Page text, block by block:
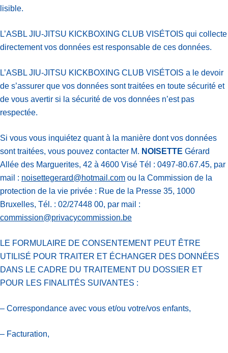
lisible.
L’ASBL JIU-JITSU KICKBOXING CLUB VISÉTOIS qui collecte
directement vos données est responsable de ces données.
L’ASBL JIU-JITSU KICKBOXING CLUB VISÉTOIS a le devoir
de s’assurer que vos données sont traitées en toute sécurité et
de vous avertir si la sécurité de vos données n’est pas
respectée.
Si vous vous inquiétez quant à la manière dont vos données
sont traitées, vous pouvez contacter M. NOISETTE Gérard
Allée des Marguerites, 42 à 4600 Visé Tél : 0497-80.67.45, par
mail : noisettegerard@hotmail.com ou la Commission de la
protection de la vie privée : Rue de la Presse 35, 1000
Bruxelles, Tél. : 02/27448 00, par mail :
commission@privacycommission.be
LE FORMULAIRE DE CONSENTEMENT PEUT ÊTRE
UTILISÉ POUR TRAITER ET ÉCHANGER DES DONNÉES
DANS LE CADRE DU TRAITEMENT DU DOSSIER ET
POUR LES FINALITÉS SUIVANTES :
– Correspondance avec vous et/ou votre/vos enfants,
– Facturation,